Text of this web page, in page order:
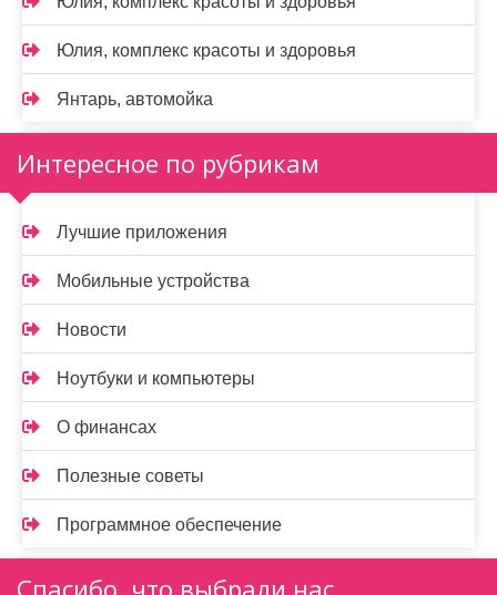
Юлия, комплекс красоты и здоровья
Янтарь, автомойка
Интересное по рубрикам
Лучшие приложения
Мобильные устройства
Новости
Ноутбуки и компьютеры
О финансах
Полезные советы
Программное обеспечение
Спасибо, что выбрали нас